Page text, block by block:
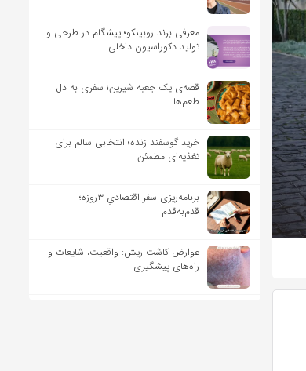
معرفی برند روبینکو؛ پیشگام در طرحی و
تولید دکوراسیون داخلی
قصه‌ی یک جعبه شیرین؛ سفری به دل
طعم‌ها
خرید گوسفند زنده؛ انتخابی سالم برای
تغذیه‌ای مطمئن
برنامه‌ریزی سفر اقتصادیِ ۳روزه؛
قدم‌به‌قدم
عوارض کاشت ریش: واقعیت، شایعات و
راه‌های پیشگیری